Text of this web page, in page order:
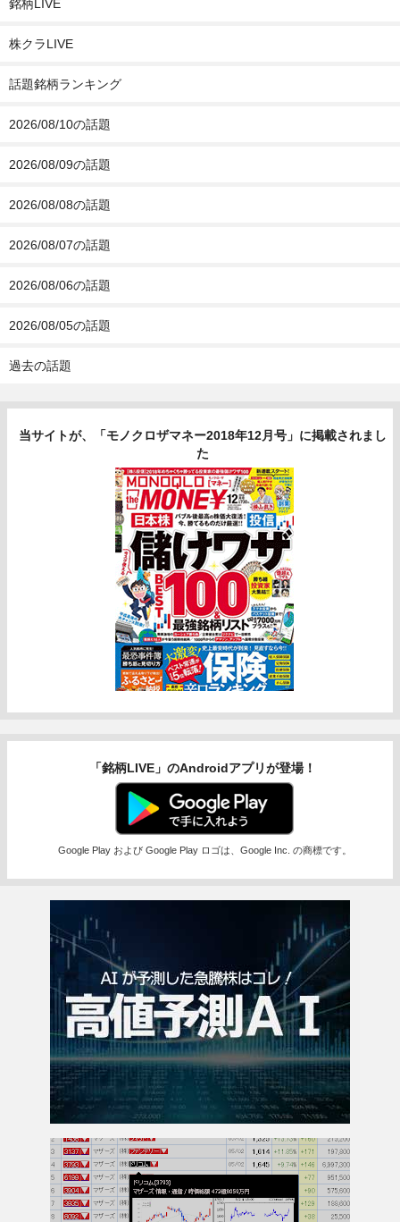
銘柄LIVE
株クラLIVE
話題銘柄ランキング
2026/08/10の話題
2026/08/09の話題
2026/08/08の話題
2026/08/07の話題
2026/08/06の話題
2026/08/05の話題
過去の話題
当サイトが、「モノクロザマネー2018年12月号」に掲載されまし
た
「銘柄LIVE」のAndroidアプリが登場！
Google Play および Google Play ロゴは、Google Inc. の商標です。